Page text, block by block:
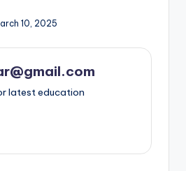
10, 2025
latest education